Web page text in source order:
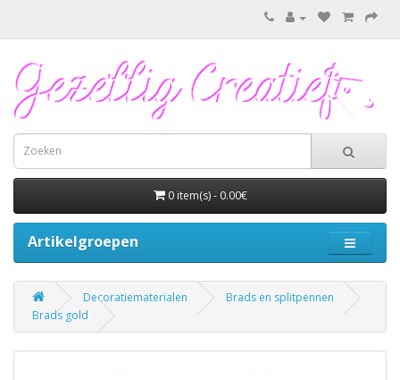
0 item(s) - 0.00€
Artikelgroepen
Decoratiematerialen
Brads en splitpennen
Brads gold